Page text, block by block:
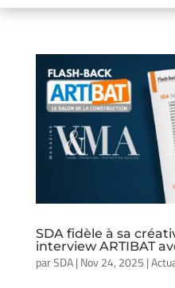
SDA fidèle à sa
interview ARTIBAT
parSDA| Nov 24, 2025 |